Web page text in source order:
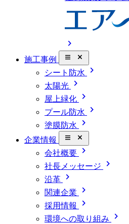
chevron_right
施工事例 close_small
シート防水 chevron_right
太陽光 chevron_right
屋上緑化 chevron_right
プール防水 chevron_right
塗膜防水 chevron_right
企業情報 close_small
会社概要 chevron_right
社長メッセージ chevron_right
沿革 chevron_right
関連企業 chevron_right
採用情報 chevron_right
環境への取り組み chevron_right